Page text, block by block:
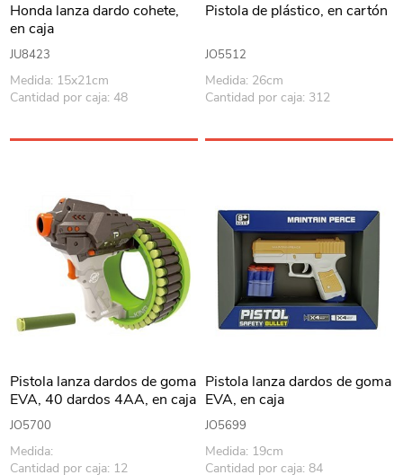
Honda lanza dardo cohete,
en caja
JU8423
Medida: 15x21cm
Cantidad por caja: 48
Pistola de plástico, en cartón
JO5512
Medida: 26cm
Cantidad por caja: 312
Pistola lanza dardos de goma
EVA, 40 dardos 4AA, en caja
JO5700
Medida:
Cantidad por caja: 12
Pistola lanza dardos de goma
EVA, en caja
JO5699
Medida: 19cm
Cantidad por caja: 84